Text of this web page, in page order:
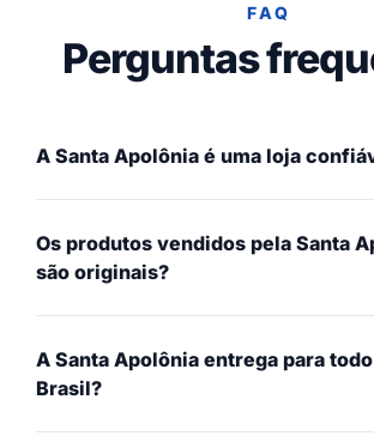
FAQ
Perguntas
A Santa Apolônia é uma loja
Os produtos vendidos pela Santa
são originais?
A Santa Apolônia entrega para
Brasil?